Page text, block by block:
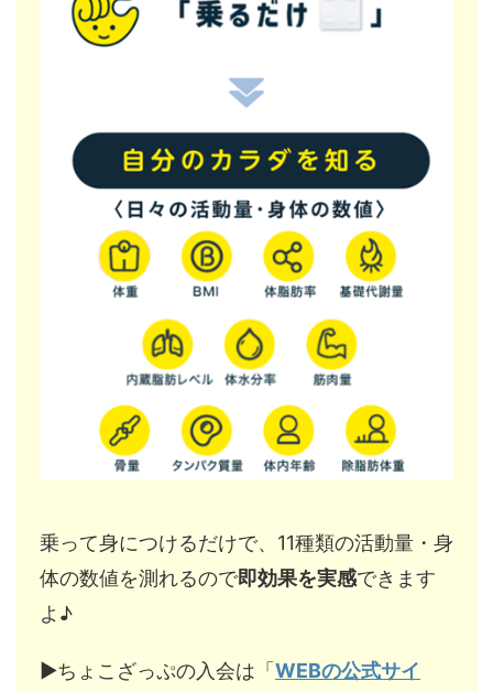
乗って身につけるだけで、11種類の活動量・身
体の数値を測れるので即効果を実感できます
よ♪
▶︎ちょこざっぷの入会は「WEBの公式サイ